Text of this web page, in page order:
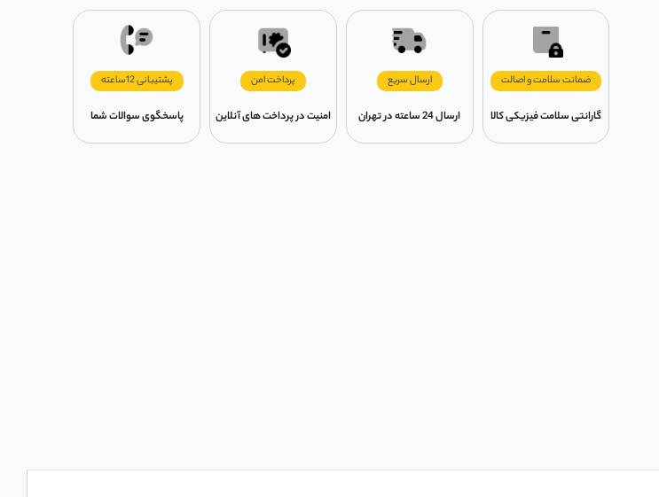
ضمانت سلامت و اصالت
گارانتی سلامت فیزیکی کالا
ارسال سریع
ارسال 24 ساعته در تهران
پرداخت امن
امنیت در پرداخت های آنلاین
پشتیبانی 12ساعته
پاسخگوی سوالات شما